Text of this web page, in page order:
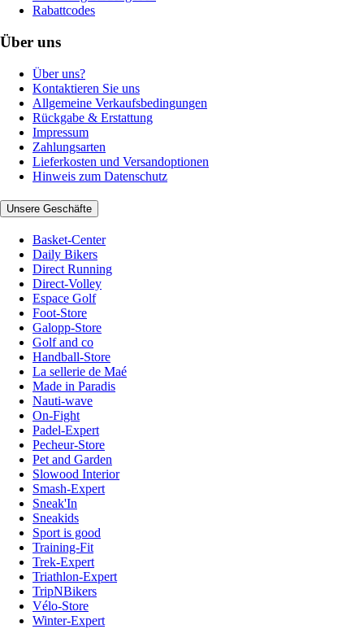
Rabattcodes
Über uns
Über uns?
Kontaktieren Sie uns
Allgemeine Verkaufsbedingungen
Rückgabe & Erstattung
Impressum
Zahlungsarten
Lieferkosten und Versandoptionen
Hinweis zum Datenschutz
Unsere Geschäfte
Basket-Center
Daily Bikers
Direct Running
Direct-Volley
Espace Golf
Foot-Store
Galopp-Store
Golf and co
Handball-Store
La sellerie de Maé
Made in Paradis
Nauti-wave
On-Fight
Padel-Expert
Pecheur-Store
Pet and Garden
Slowood Interior
Smash-Expert
Sneak'In
Sneakids
Sport is good
Training-Fit
Trek-Expert
Triathlon-Expert
TripNBikers
Vélo-Store
Winter-Expert